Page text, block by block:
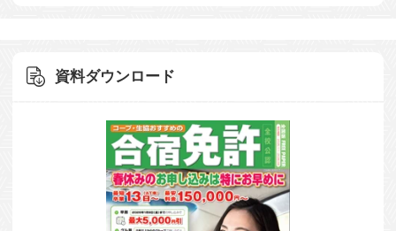
資料ダウンロード